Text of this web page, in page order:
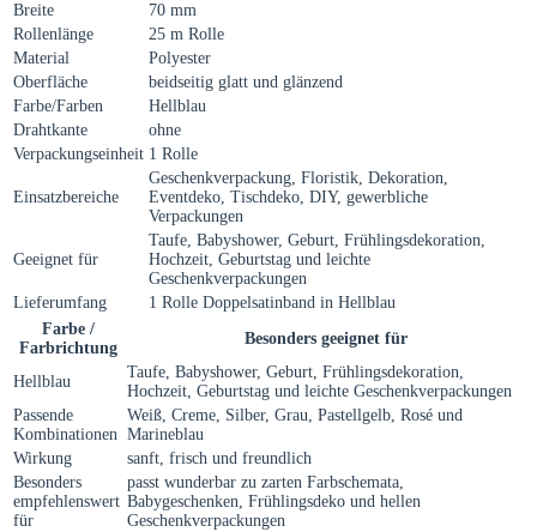
Breite
70 mm
Rollenlänge
25 m Rolle
Material
Polyester
Oberfläche
beidseitig glatt und glänzend
Farbe/Farben
Hellblau
Drahtkante
ohne
Verpackungseinheit 1 Rolle
Einsatzbereiche
Geschenkverpackung, Floristik, Dekoration,
Eventdeko, Tischdeko, DIY, gewerbliche
Verpackungen
Geeignet für
Taufe, Babyshower, Geburt, Frühlingsdekoration,
Hochzeit, Geburtstag und leichte
Geschenkverpackungen
Lieferumfang
1 Rolle Doppelsatinband in Hellblau
Farbe /
Farbrichtung
Besonders geeignet für
Hellblau
Taufe, Babyshower, Geburt, Frühlingsdekoration,
Hochzeit, Geburtstag und leichte Geschenkverpackungen
Passende
Kombinationen
Weiß, Creme, Silber, Grau, Pastellgelb, Rosé und
Marineblau
Wirkung
sanft, frisch und freundlich
Besonders
empfehlenswert
für
passt wunderbar zu zarten Farbschemata,
Babygeschenken, Frühlingsdeko und hellen
Geschenkverpackungen